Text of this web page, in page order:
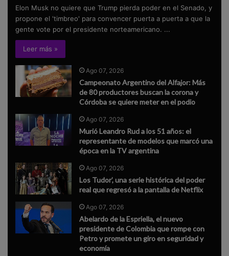
Elon Musk no quiere que Trump pierda poder en el Senado, y
propone el 'timbreo' para convencer puerta a puerta a que la
gente vote por el presidente norteamericano. ...
Leer más »
Ago 07, 2026
Campeonato Argentino del Alfajor: Más
de 80 productores buscan la corona y
Córdoba se quiere meter en el podio
Ago 07, 2026
Murió Leandro Rud a los 51 años: el
representante de modelos que marcó una
época en la TV argentina
Ago 07, 2026
Los Tudor’, una serie histórica del poder
real que regresó a la pantalla de Netflix
Ago 07, 2026
Abelardo de la Espriella, el nuevo
presidente de Colombia que rompe con
Petro y promete un giro en seguridad y
economía